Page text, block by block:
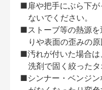
■扉や把手にぶら下が
ないでください。
■ストーブ等の熱源を
りや表面の歪みの原
■汚れが付いた場合は
洗剤で固く絞ったタ
■シンナー・ベンジン